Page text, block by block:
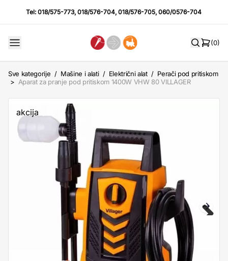
Tel:018/575-773,018/576-704,018/576-705,060/0576-704
(0)
Sve kategorije / Mašine i alati / Električni alat / Perači pod pritiskom
> Aparat za pranje pod pritiskom 1400W VHW 80 VILLAGER
akcija